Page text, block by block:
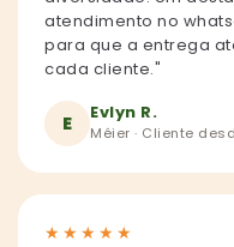
atendimento no
para que a entrega
cada cliente."
E Evlyn R.
Méier · Cliente
★ ★ ★ ★ ★